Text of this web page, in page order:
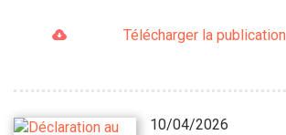
Télécharger la publication
10/04/2026